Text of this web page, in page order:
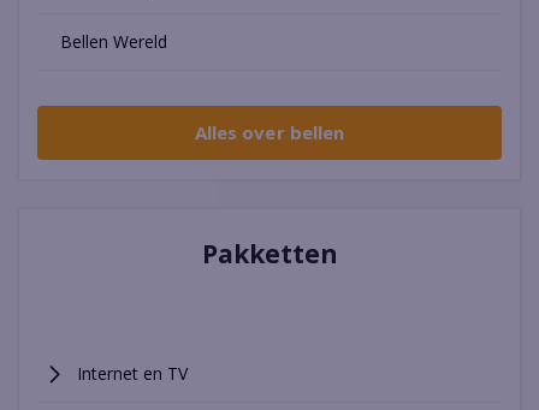
Bellen Wereld
Alles over bellen
Pakketten
Internet en TV